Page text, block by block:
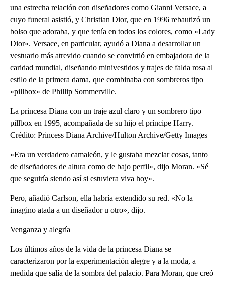
una estrecha relación con diseñadores como Gianni Versace, a
cuyo funeral asistió, y Christian Dior, que en 1996 rebautizó un
bolso que adoraba, y que tenía en todos los colores, como «Lady
Dior». Versace, en particular, ayudó a Diana a desarrollar un
vestuario más atrevido cuando se convirtió en embajadora de la
caridad mundial, diseñando minivestidos y trajes de falda rosa al
estilo de la primera dama, que combinaba con sombreros tipo
«pillbox» de Phillip Sommerville.
La princesa Diana con un traje azul claro y un sombrero tipo
pillbox en 1995, acompañada de su hijo el príncipe Harry.
Crédito: Princess Diana Archive/Hulton Archive/Getty Images
«Era un verdadero camaleón, y le gustaba mezclar cosas, tanto
de diseñadores de altura como de bajo perfil», dijo Moran. «Sé
que seguiría siendo así si estuviera viva hoy».
Pero, añadió Carlson, ella habría extendido su red. «No la
imagino atada a un diseñador u otro», dijo.
Venganza y alegría
Los últimos años de la vida de la princesa Diana se
caracterizaron por la experimentación alegre y a la moda, a
medida que salía de la sombra del palacio. Para Moran, que creó